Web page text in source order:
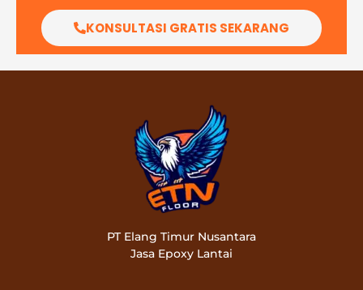
KONSULTASI GRATIS SEKARANG
PT Elang Timur Nusantara
Jasa Epoxy Lantai